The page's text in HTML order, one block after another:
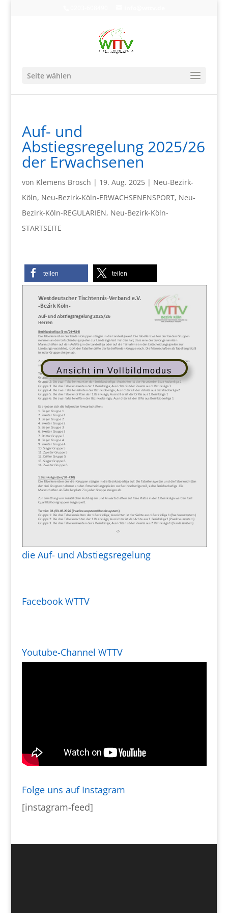
Seite wählen
Auf- und
Abstiegsregelung 2025/26
der Erwachsenen
von Klemens Brosch | 19. Aug. 2025| Neu-Bezirk-
Köln, Neu-Bezirk-Köln-ERWACHSENENSPORT, Neu-
Bezirk-Köln-REGULARIEN, Neu-Bezirk-Köln-
STARTSEITE
teilen teilen
Ansicht im Vollbildmodus
die Auf- und Abstiegsregelung
Facebook WTTV
Youtube-Channel WTTV
Folge uns auf Instagram
[instagram-feed]